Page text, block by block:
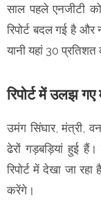
साल पहले एनजीटी
रिपोर्ट बदल गई है
यानी यहां 30 प्रतिशत
रिपोर्ट में उलझ गए
उमंग सिंघार, मंत्री,
ढेरों गड़बड़ियां हुई
रिपोर्ट में देखा जा
करेंगे।